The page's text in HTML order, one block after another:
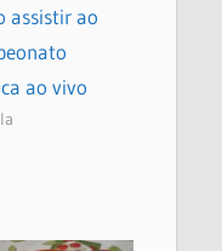
assistir ao
ao vivo